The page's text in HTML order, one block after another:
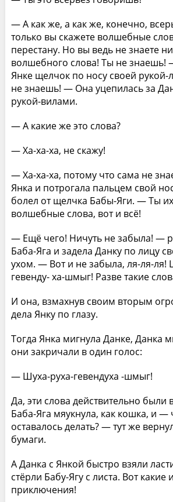
— А как же, а как же, конечно,
только вы скажете волшебные
переста­ну. Но вы ведь не знаете
волшебного слова! Ты не знаешь!
Янке щелчок по носу своей
не знаешь! — Она уцепи­лась за
рукой-вилами.
— А какие же это слова?
— Ха-ха-ха, не скажу!
— Ха-ха-ха, потому что сама не
Янка и потрогала пальцем свой
бо­лел от щелчка Бабы-Яги. — Ты
вол­шебные слова, вот и всё!
— Ещё чего! Ничуть не забыла! —
Баба-Яга и задела Данку по лицу
ухом. — Вот и не забыла, ля-ля-ля!
гевенду- ха-шмыг! Разве такие
И она, взмахнув своим вторым
дела Янку по глазу.
Тогда Янка мигнула Данке, Данка
они закричали в один голос:
— Шуха-руха-гевендуха -шмыг!
Да, эти слова действительно
Баба-Яга мяукнула, как кошка, и
оставалось делать? — тут же
бумаги.
А Данка с Янкой быстро взяли
стёрли Бабу-Ягу с листа. Вот
приключения!